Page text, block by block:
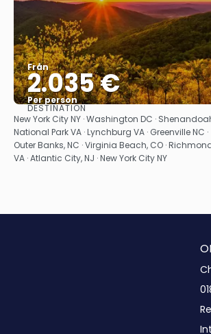
Från
2.035 €
Per person
Se
DESTINATION
New York City NY · Washington DC ·
National Park VA · Lynchburg VA · Greenville NC ·
Outer Banks, NC · Virginia Beach, CO ·
VA · Atlantic City, NJ · New York City NY